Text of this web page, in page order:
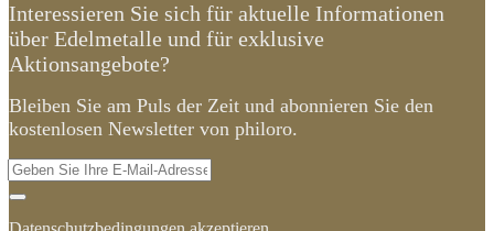
Interessieren Sie sich für aktuelle Informationen
über Edelmetalle und für exklusive
Aktionsangebote?
Bleiben Sie am Puls der Zeit und abonnieren Sie den
kostenlosen Newsletter von philoro.